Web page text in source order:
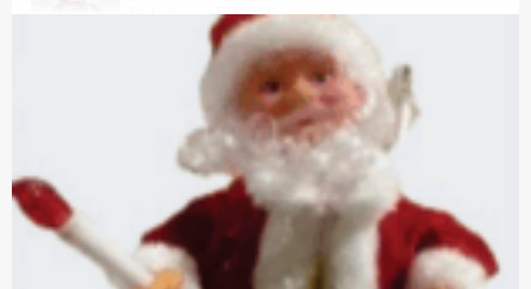
Referência BR2060
Referência BR2160
Referência BR2234
Referência BR2340
Referência BR1960 1